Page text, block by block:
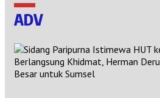
ADV